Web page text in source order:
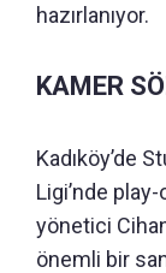
hazırlanıyor.
KAMER
Kadıköy’de
Ligi’nde
yönetici
önemli bir